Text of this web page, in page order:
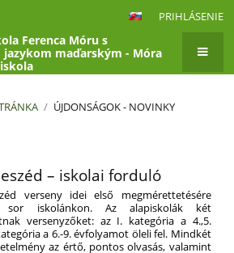
PRIHLÁSENIE
Ferenca Móru s
jazykom maďarským - Móra
/ ÚJDONSÁGOK - NOVINKY
– iskolai forduló
verseny idei első megmérettetésére
sor iskolánkon. Az alapiskolák két
versenyzőket: az I. kategória a 4.,5.
a 6.-9. évfolyamot öleli fel. Mindkét
az értő, pontos olvasás, valamint